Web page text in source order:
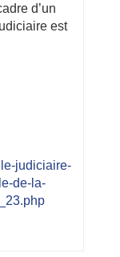
d’un
est
judiciaire-
de-la-